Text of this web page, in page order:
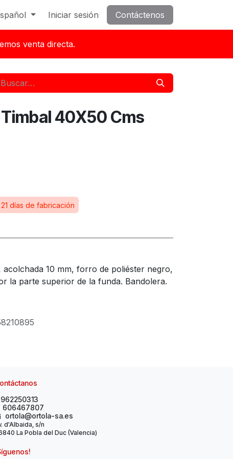
Iniciar sesión Contáctenos
venta directa.
40X50 Cms
días de fabricación
acolchada 10 mm, forro de poliéster negro,
la parte superior de la funda. Bandolera.
962250313
606467807
ortola@ortola-sa.es
d'Albaida, s/n
La Pobla del Duc (Valencia)